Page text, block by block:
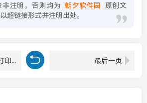
注明，否则均为 朝夕软件园
原创文
超链接形式并注明出处。
怎样取消打印机打印任务 打印机如何取消打印任务方法 最后一页